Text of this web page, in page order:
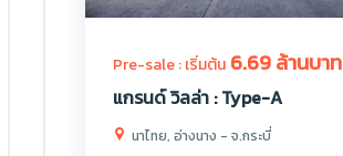
Pre-sale : เริ่มต้น 6.69 ล้านบาท
แกรนด์ วิลล่า : Type-A
นาไทย, อ่างนาง - จ.กระบี่